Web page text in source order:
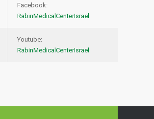
Facebook:
RabinMedicalCenterIsrael
Youtube:
RabinMedicalCenterIsrael